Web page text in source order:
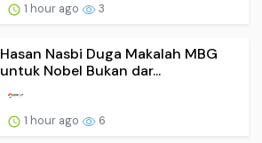
1 hour ago 3
Hasan Nasbi Duga Makalah MBG
untuk Nobel Bukan dar...
1 hour ago 6